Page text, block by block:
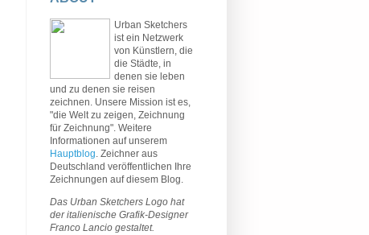
Urban Sketchers
ist ein Netzwerk
von Künstlern, die
die Städte, in
denen sie leben
und zu denen sie reisen
zeichnen. Unsere Mission ist es,
"die Welt zu zeigen, Zeichnung
für Zeichnung". Weitere
Informationen auf unserem
Hauptblog. Zeichner aus
Deutschland veröffentlichen Ihre
Zeichnungen auf diesem Blog.
Das Urban Sketchers Logo hat
der italienische Grafik-Designer
Franco Lancio gestaltet.